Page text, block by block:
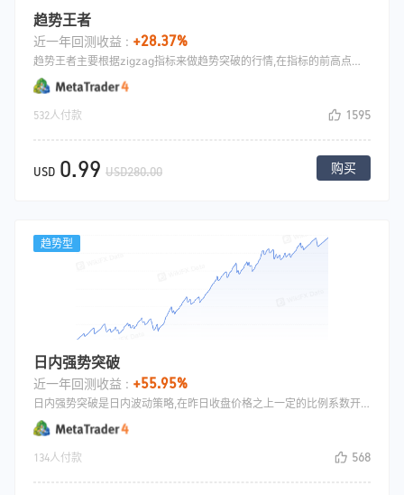
趋势王者
近一年回测收益 : +28.37%
趋势王者主要根据zigzag指标来做趋势突破的行情,在指标的前高点挂多，指标的前低点挂空, 预设置一个初始止损, 成交后采用移动止损成交.
532人付款 1595
USD 0.99 USD280.00 购买
趋势型
日内强势突破
近一年回测收益 : +55.95%
日内强势突破是日内波动策略,在昨日收盘价格之上一定的比例系数开多，在昨日收盘价格之下一定的比例系数开空,开仓之后采用移动止损平仓.
134人付款 568